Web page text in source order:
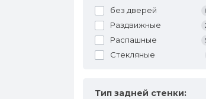
без дверей
Раздвижные
Распашные
Стекляные
Тип задней стенки: